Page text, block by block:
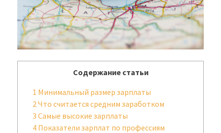
Содержание статьи
1 Минимальный размер зарплаты
2 Что считается средним заработком
3 Самые высокие зарплаты
4 Показатели зарплат по профессиям